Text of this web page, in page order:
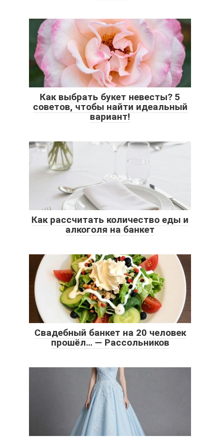
Как выбрать букет невесты? 5
советов, чтобы найти идеальный
вариант!
Как рассчитать количество еды и
алкоголя на банкет
Свадебный банкет на 20 человек
прошёл… — Рассольников